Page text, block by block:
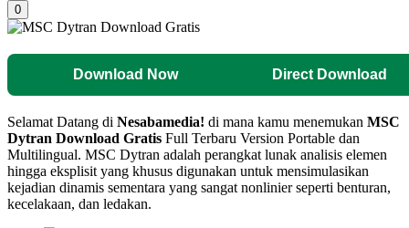
0
Download Now Direct Download
Selamat Datang di Nesabamedia! di mana kamu menemukan MSC
Dytran Download Gratis Full Terbaru Version Portable dan
Multilingual. MSC Dytran adalah perangkat lunak analisis elemen
hingga eksplisit yang khusus digunakan untuk mensimulasikan
kejadian dinamis sementara yang sangat nonlinier seperti benturan,
kecelakaan, dan ledakan.